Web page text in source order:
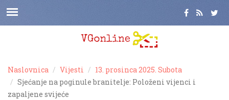
Naslovnica Vijesti
13. prosinca 2025. Subota
Sjećanje na poginule branitelje: Položeni vijenci i
zapaljene svijeće